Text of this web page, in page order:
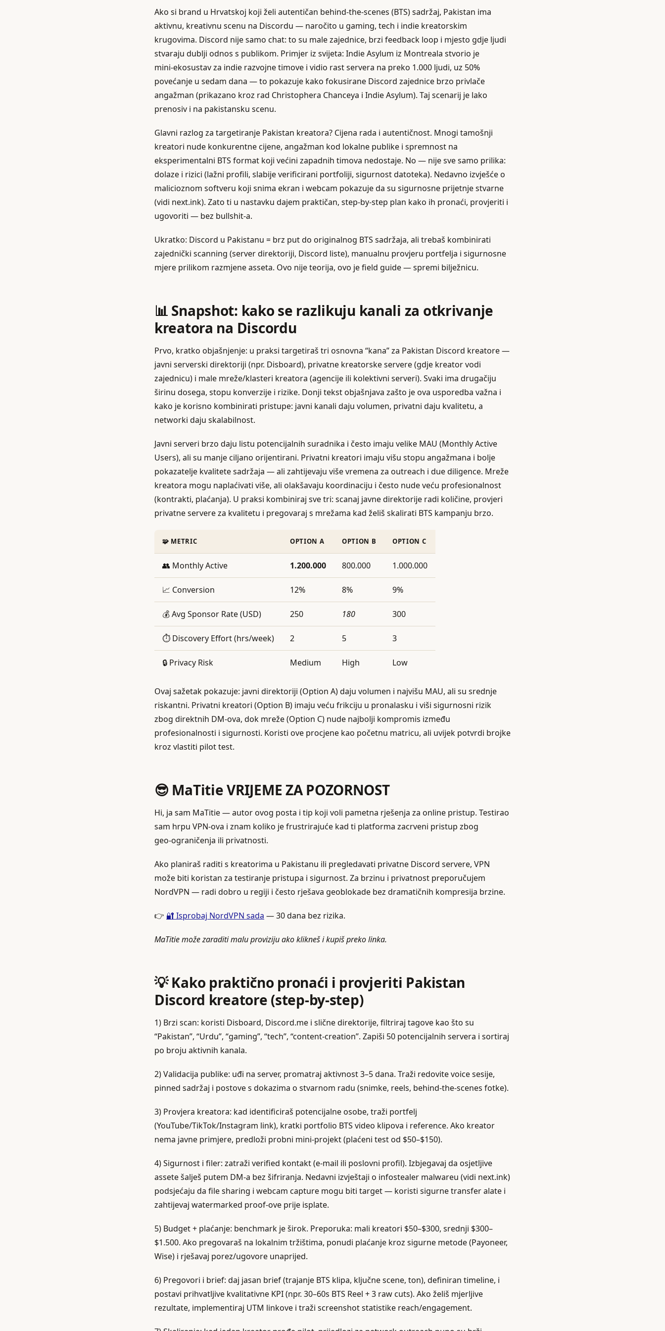
Ako si brand u Hrvatskoj koji želi autentičan behind‑the‑scenes (BTS) sadržaj, Pakistan ima
aktivnu, kreativnu scenu na Discordu — naročito u gaming, tech i indie kreatorskim
krugovima. Discord nije samo chat: to su male zajednice, brzi feedback loop i mjesto gdje ljudi
stvaraju dublji odnos s publikom. Primjer iz svijeta: Indie Asylum iz Montreala stvorio je
mini‑ekosustav za indie razvojne timove i vidio rast servera na preko 1.000 ljudi, uz 50%
povećanje u sedam dana — to pokazuje kako fokusirane Discord zajednice brzo privlače
angažman (prikazano kroz rad Christophera Chanceya i Indie Asylum). Taj scenarij je lako
prenosiv i na pakistansku scenu.
Glavni razlog za targetiranje Pakistan kreatora? Cijena rada i autentičnost. Mnogi tamošnji
kreatori nude konkurentne cijene, angažman kod lokalne publike i spremnost na
eksperimentalni BTS format koji većini zapadnih timova nedostaje. No — nije sve samo prilika:
dolaze i rizici (lažni profili, slabije verificirani portfoliji, sigurnost datoteka). Nedavno izvješće o
malicioznom softveru koji snima ekran i webcam pokazuje da su sigurnosne prijetnje stvarne
(vidi next.ink). Zato ti u nastavku dajem praktičan, step‑by‑step plan kako ih pronaći, provjeriti i
ugovoriti — bez bullshit-a.
Ukratko: Discord u Pakistanu = brz put do originalnog BTS sadržaja, ali trebaš kombinirati
zajednički scanning (server direktoriji, Discord liste), manualnu provjeru portfelja i sigurnosne
mjere prilikom razmjene asseta. Ovo nije teorija, ovo je field guide — spremi bilježnicu.
📊 Snapshot: kako se razlikuju kanali za otkrivanje
kreatora na Discordu
Prvo, kratko objašnjenje: u praksi targetiraš tri osnovna “kana” za Pakistan Discord kreatore —
javni serverski direktoriji (npr. Disboard), privatne kreatorske servere (gdje kreator vodi
zajednicu) i male mreže/klasteri kreatora (agencije ili kolektivni serveri). Svaki ima drugačiju
širinu dosega, stopu konverzije i rizike. Donji tekst objašnjava zašto je ova usporedba važna i
kako je korisno kombinirati pristupe: javni kanali daju volumen, privatni daju kvalitetu, a
networki daju skalabilnost.
Javni serveri brzo daju listu potencijalnih suradnika i često imaju velike MAU (Monthly Active
Users), ali su manje ciljano orijentirani. Privatni kreatori imaju višu stopu angažmana i bolje
pokazatelje kvalitete sadržaja — ali zahtijevaju više vremena za outreach i due diligence. Mreže
kreatora mogu naplaćivati više, ali olakšavaju koordinaciju i često nude veću profesionalnost
(kontrakti, plaćanja). U praksi kombiniraj sve tri: scanaj javne direktorije radi količine, provjeri
privatne servere za kvalitetu i pregovaraj s mrežama kad želiš skalirati BTS kampanju brzo.
🧩 METRIC OPTION A OPTION B OPTION C
👥 Monthly Active 1.200.000 800.000 1.000.000
📈 Conversion 12% 8% 9%
💰 Avg Sponsor Rate (USD) 250 180 300
⏱️ Discovery Effort (hrs/week) 2 5 3
🔒 Privacy Risk Medium High Low
Ovaj sažetak pokazuje: javni direktoriji (Option A) daju volumen i najvišu MAU, ali su srednje
riskantni. Privatni kreatori (Option B) imaju veću frikciju u pronalasku i viši sigurnosni rizik
zbog direktnih DM‑ova, dok mreže (Option C) nude najbolji kompromis između
profesionalnosti i sigurnosti. Koristi ove procjene kao početnu matricu, ali uvijek potvrdi brojke
kroz vlastiti pilot test.
😎 MaTitie VRIJEME ZA POZORNOST
Hi, ja sam MaTitie — autor ovog posta i tip koji voli pametna rješenja za online pristup. Testirao
sam hrpu VPN‑ova i znam koliko je frustrirajuće kad ti platforma zacrveni pristup zbog
geo‑ograničenja ili privatnosti.
Ako planiraš raditi s kreatorima u Pakistanu ili pregledavati privatne Discord servere, VPN
može biti koristan za testiranje pristupa i sigurnost. Za brzinu i privatnost preporučujem
NordVPN — radi dobro u regiji i često rješava geoblokade bez dramatičnih kompresija brzine.
👉 🔐 Isprobaj NordVPN sada — 30 dana bez rizika.
MaTitie može zaraditi malu proviziju ako klikneš i kupiš preko linka.
💡 Kako praktično pronaći i provjeriti Pakistan
Discord kreatore (step‑by‑step)
1) Brzi scan: koristi Disboard, Discord.me i slične direktorije, filtriraj tagove kao što su
“Pakistan”, “Urdu”, “gaming”, “tech”, “content‑creation”. Zapiši 50 potencijalnih servera i sortiraj
po broju aktivnih kanala.
2) Validacija publike: uđi na server, promatraj aktivnost 3–5 dana. Traži redovite voice sesije,
pinned sadržaj i postove s dokazima o stvarnom radu (snimke, reels, behind‑the‑scenes fotke).
3) Provjera kreatora: kad identificiraš potencijalne osobe, traži portfelj
(YouTube/TikTok/Instagram link), kratki portfolio BTS video klipova i reference. Ako kreator
nema javne primjere, predloži probni mini‑projekt (plaćeni test od $50–$150).
4) Sigurnost i filer: zatraži verified kontakt (e‑mail ili poslovni profil). Izbjegavaj da osjetljive
assete šalješ putem DM‑a bez šifriranja. Nedavni izvještaji o infostealer malwareu (vidi next.ink)
podsjećaju da file sharing i webcam capture mogu biti target — koristi sigurne transfer alate i
zahtijevaj watermarked proof‑ove prije isplate.
5) Budget + plaćanje: benchmark je širok. Preporuka: mali kreatori $50–$300, srednji $300–
$1.500. Ako pregovaraš na lokalnim tržištima, ponudi plaćanje kroz sigurne metode (Payoneer,
Wise) i rješavaj porez/ugovore unaprijed.
6) Pregovori i brief: daj jasan brief (trajanje BTS klipa, ključne scene, ton), definiran timeline, i
postavi prihvatljive kvalitativne KPI (npr. 30–60s BTS Reel + 3 raw cuts). Ako želiš mjerljive
rezultate, implementiraj UTM linkove i traži screenshot statistike reach/engagement.